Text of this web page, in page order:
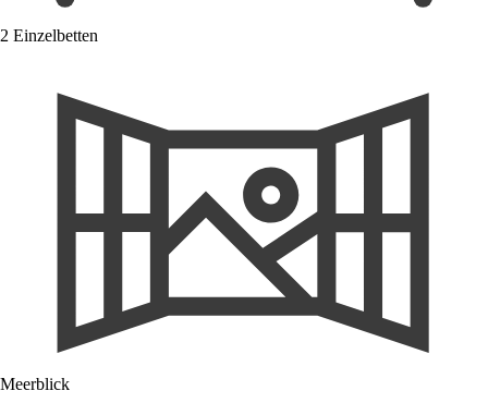
2 Einzelbetten
Meerblick